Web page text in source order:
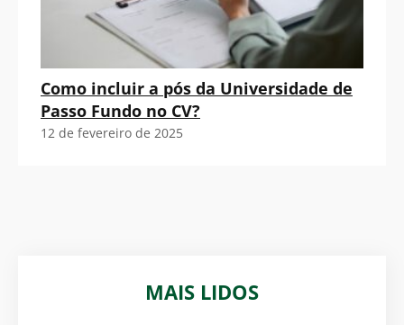
Como incluir a pós da Universidade de
Passo Fundo no CV?
12 de fevereiro de 2025
MAIS LIDOS